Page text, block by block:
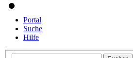
Portal
Suche
Hilfe